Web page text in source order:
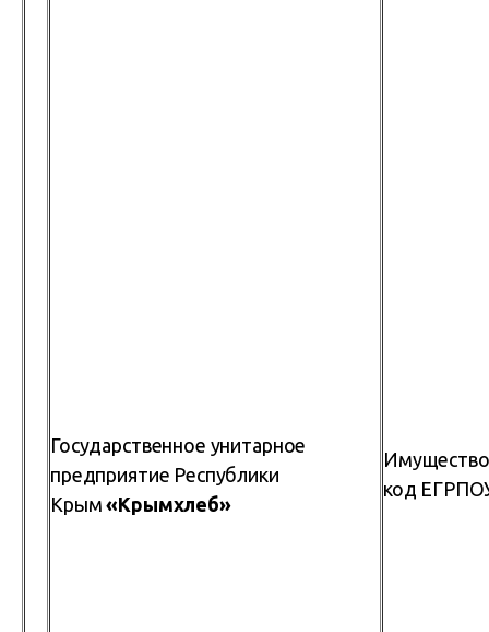
Государственное унитарное
предприятие Республики
Крым«Крымхлеб»
код